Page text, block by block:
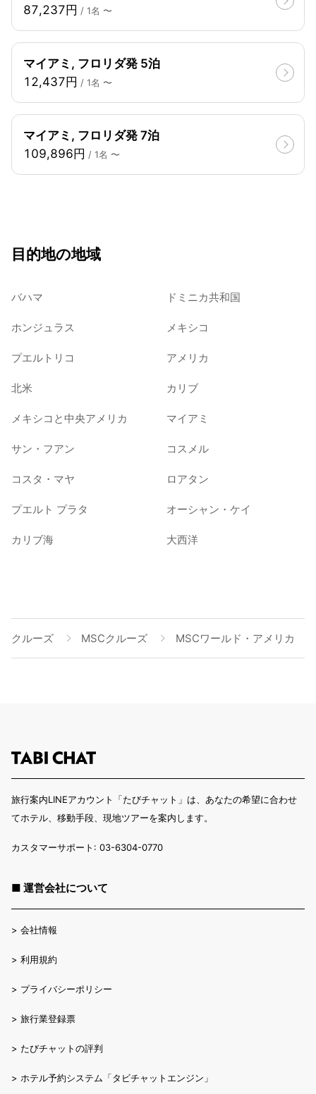
87,237円 / 1名 〜
マイアミ, フロリダ発 5泊
12,437円 / 1名 〜
マイアミ, フロリダ発 7泊
109,896円 / 1名 〜
目的地の地域
バハマ ドミニカ共和国
ホンジュラス メキシコ
プエルトリコ アメリカ
北米 カリブ
メキシコと中央アメリカ マイアミ
サン・フアン コスメル
コスタ・マヤ ロアタン
プエルト プラタ オーシャン・ケイ
カリブ海 大西洋
クルーズ MSCクルーズ MSCワールド・アメリカ
旅行案内LINEアカウント「たびチャット」は、あなたの希望に合わせ
てホテル、移動手段、現地ツアーを案内します。
カスタマーサポート: 03-6304-0770
■ 運営会社について
> 会社情報
> 利用規約
> プライバシーポリシー
> 旅行業登録票
> たびチャットの評判
> ホテル予約システム「タビチャットエンジン」